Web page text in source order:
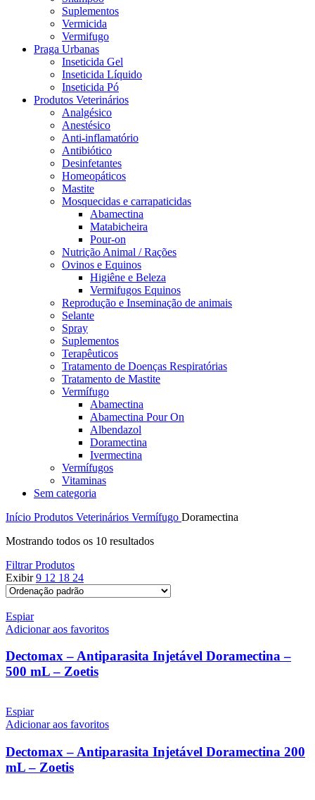
Suplementos
Vermicida
Vermifugo
Praga Urbanas
Inseticida Gel
Inseticida Líquido
Inseticida Pó
Produtos Veterinários
Analgésico
Anestésico
Anti-inflamatório
Antibiótico
Desinfetantes
Homeopáticos
Mastite
Mosquecidas e carrapaticidas
Abamectina
Matabicheira
Pour-on
Nutrição Animal / Rações
Ovinos e Equinos
Higiêne e Beleza
Vermifugos Equinos
Reprodução e Inseminação de animais
Selante
Spray
Suplementos
Terapêuticos
Tratamento de Doenças Respiratórias
Tratamento de Mastite
Vermífugo
Abamectina
Abamectina Pour On
Albendazol
Doramectina
Ivermectina
Vermífugos
Vitaminas
Sem categoria
Início Produtos Veterinários Vermífugo Doramectina
Mostrando todos os 10 resultados
Filtrar Produtos
Exibir9 12 18 24
Espiar
Adicionar aos favoritos
Dectomax – Antiparasita Injetável Doramectina –
500 mL – Zoetis
Espiar
Adicionar aos favoritos
Dectomax – Antiparasita Injetável Doramectina 200
mL – Zoetis